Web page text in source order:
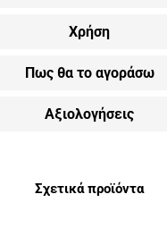
Χρήση
Πως θα το αγοράσω
Αξιολογήσεις
Σχετικά προϊόντα